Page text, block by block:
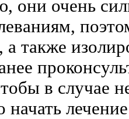
они очень
а также
в случае
начать